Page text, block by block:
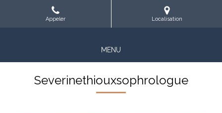
Appeler Localisation
MENU
Severinethiouxsophrologue